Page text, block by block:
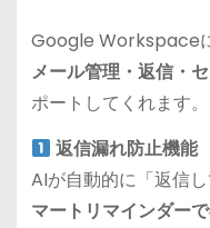
Google Workspace
メール管理・返信・
ポートしてくれます。
返信漏れ防止機能
AIが自動的に「返信
マートリマインダー